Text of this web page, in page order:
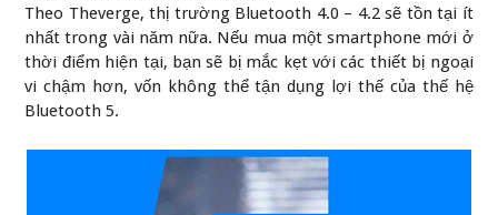
Theo Theverge, thị trường Bluetooth 4.0 – 4.2 sẽ tồn tại ít
nhất trong vài năm nữa. Nếu mua một smartphone mới ở
thời điểm hiện tại, bạn sẽ bị mắc kẹt với các thiết bị ngoại
vi chậm hơn, vốn không thể tận dụng lợi thế của thế hệ
Bluetooth 5.